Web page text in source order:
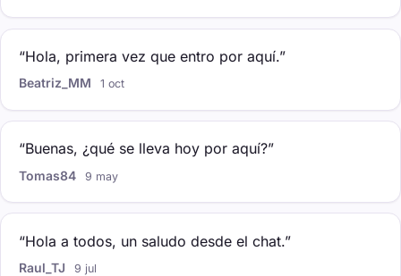
“Hola, primera vez que entro por aquí.”
Beatriz_MM 1 oct
“Buenas, ¿qué se lleva hoy por aquí?”
Tomas84 9 may
“Hola a todos, un saludo desde el chat.”
Raul_TJ 9 jul